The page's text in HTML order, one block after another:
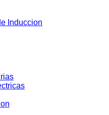
Induccion